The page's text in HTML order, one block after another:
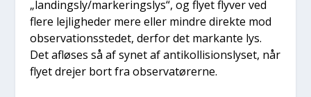
„landingsly/markeringslys“, og fly­et fly­ver ved
fle­re lej­lig­he­der mere eller min­dre direk­te mod
obser­va­tions­ste­det, der­for det mar­kan­te lys.
Det aflø­ses så af synet af anti­kol­li­sions­ly­set, når
fly­et dre­jer bort fra obser­va­tø­rer­ne.